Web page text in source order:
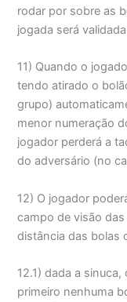
rodar por sobre as
jogada será
11) Quando o
tendo atirado o
grupo)
menor numeração
jogador perderá a
do adversário (no
12) O jogador
campo de visão
distância das bolas
12.1) dada a
primeiro nenhuma